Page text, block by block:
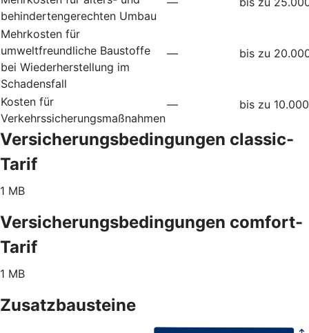
behindertengerechten Umbau
Mehrkosten für
umweltfreundliche Baustoffe
bei Wiederherstellung im
Schadensfall
— bis zu
Kosten für
Verkehrssicherungsmaßnahmen
— bis zu
Versicherungsbedingungen classic-
Tarif
1 MB
Versicherungsbedingungen comfort-
Tarif
1 MB
Zusatzbausteine